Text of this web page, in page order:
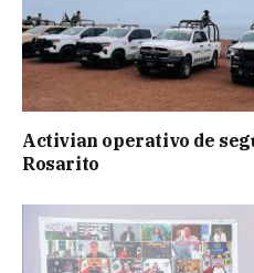
Activian operativo de
Rosarito